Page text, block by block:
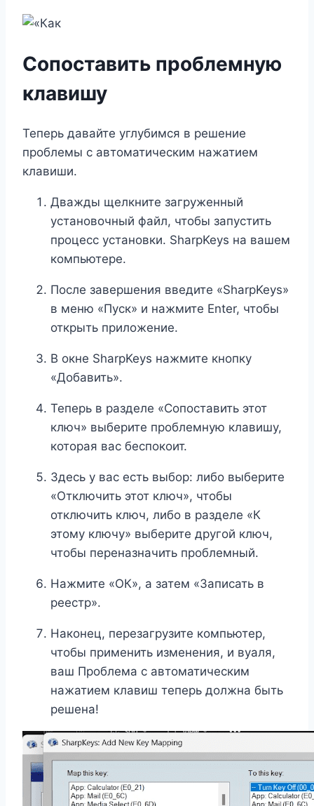
Сопоставить проблемную
клавишу
Теперь давайте углубимся в решение
проблемы с автоматическим нажатием
клавиши.
Дважды щелкните загруженный
установочный файл, чтобы запустить
процесс установки. SharpKeys на вашем
компьютере.
После завершения введите «SharpKeys»
в меню «Пуск» и нажмите Enter, чтобы
открыть приложение.
В окне SharpKeys нажмите кнопку
«Добавить».
Теперь в разделе «Сопоставить этот
ключ» выберите проблемную клавишу,
которая вас беспокоит.
Здесь у вас есть выбор: либо выберите
«Отключить этот ключ», чтобы
отключить ключ, либо в разделе «К
этому ключу» выберите другой ключ,
чтобы переназначить проблемный.
Нажмите «ОК», а затем «Записать в
реестр».
Наконец, перезагрузите компьютер,
чтобы применить изменения, и вуаля,
ваш Проблема с автоматическим
нажатием клавиш теперь должна быть
решена!